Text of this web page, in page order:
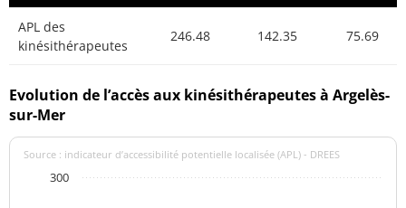
APL des
kinésithérapeutes
246.48 142.35 75.69
Evolution de l’accès aux kinésithérapeutes à Argelès-
sur-Mer
Source : indicateur d’accessibilité potentielle localisée (APL) - DREES
300